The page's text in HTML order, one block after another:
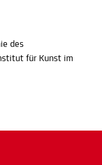
des
für Kunst im